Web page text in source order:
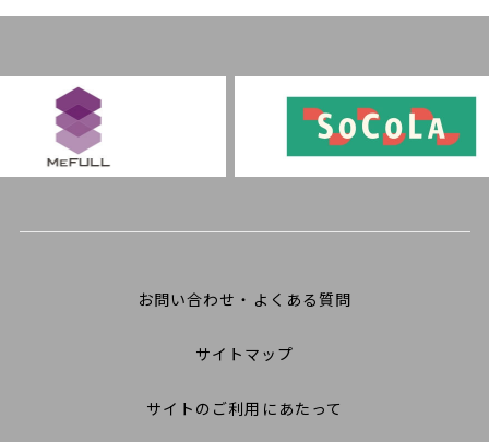
お問い合わせ・よくある質問
サイトマップ
サイトのご利用にあたって